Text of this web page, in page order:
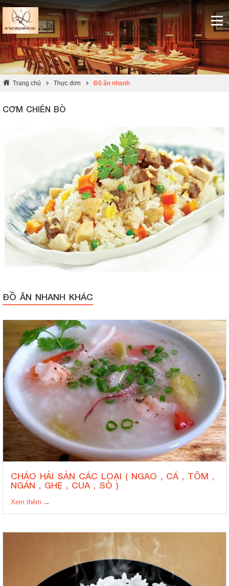
Trang chủ Thực đơn Đồ ăn nhanh
CƠM CHIÊN BÒ
ĐỒ ĂN NHANH KHÁC
CHÁO HẢI SẢN CÁC LOẠI ( NGAO , CÁ , TÔM ,
NGÁN , GHẸ , CUA , SÒ )
Xem thêm →